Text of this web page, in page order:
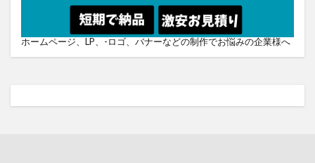
ホームページ、LP、-ロゴ、バナーなどの制作でお悩みの企業様へ